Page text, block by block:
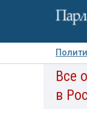
Авторы
Все
в